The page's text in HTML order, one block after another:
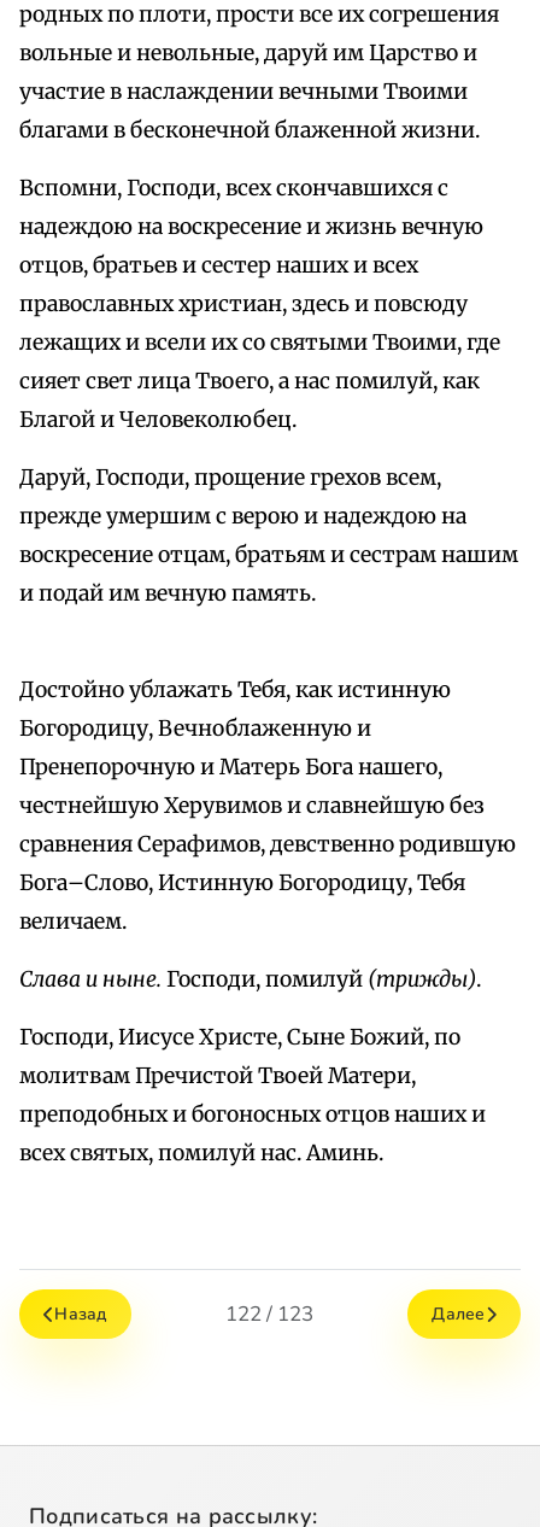
родных по плоти, прости все их согрешения
вольные и невольные, даруй им Царство и
участие в наслаждении вечными Твоими
благами в бесконечной блаженной жизни.
Вспомни, Господи, всех скончавшихся с
надеждою на воскресение и жизнь вечную
отцов, братьев и сестер наших и всех
православных христиан, здесь и повсюду
лежащих и всели их со святыми Твоими, где
сияет свет лица Твоего, а нас помилуй, как
Благой и Человеколюбец.
Даруй, Господи, прощение грехов всем,
прежде умершим с верою и надеждою на
воскресение отцам, братьям и сестрам нашим
и подай им вечную память.
Достойно ублажать Тебя, как истинную
Богородицу, Вечноблаженную и
Пренепорочную и Матерь Бога нашего,
честнейшую Херувимов и славнейшую без
сравнения Серафимов, девственно родившую
Бога–Слово, Истинную Богородицу, Тебя
величаем.
Слава и ныне. Господи, помилуй (трижды).
Господи, Иисусе Христе, Сыне Божий, по
молитвам Пречистой Твоей Матери,
преподобных и богоносных отцов наших и
всех святых, помилуй нас. Аминь.
Назад 122 / 123 Далее
Подписаться на рассылку: